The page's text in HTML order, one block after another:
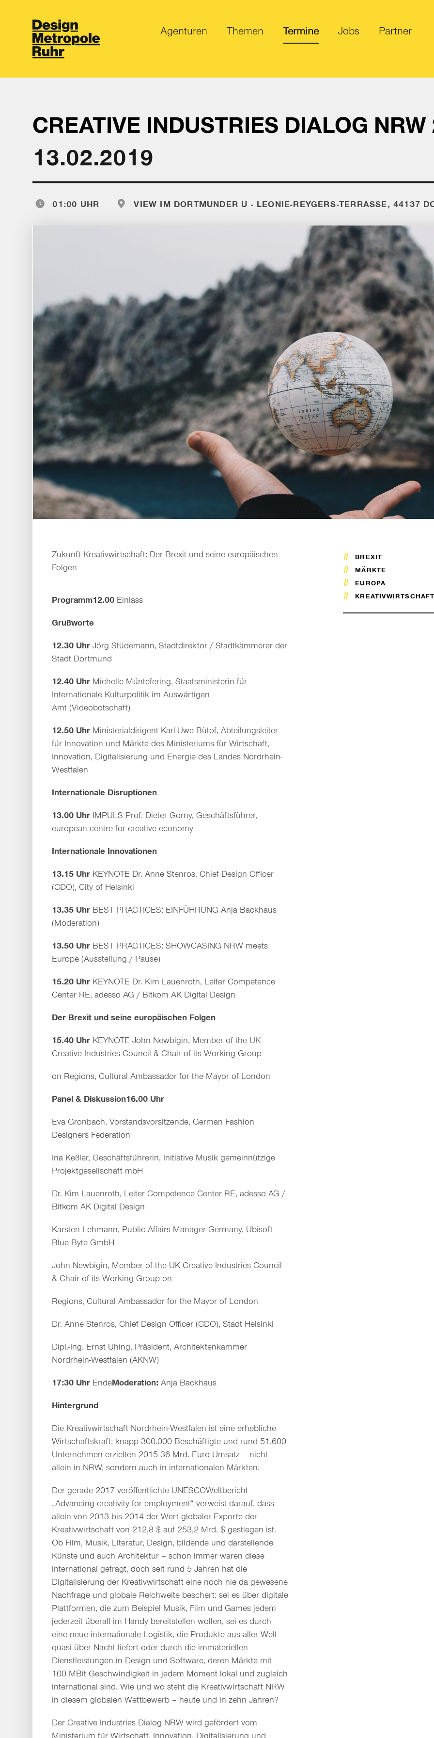
Agenturen Themen Termine Jobs Partner
CREATIVE INDUSTRIES DIALOG
13.02.2019
01:00 UHR VIEW IM DORTMUNDER U - LEONIE-REYGERS-TERRASSE, 44137
Zukunft Kreativwirtschaft: Der Brexit und seine europäischen
Folgen
Programm12.00 Einlass
Grußworte
12.30 Uhr Jörg Stüdemann, Stadtdirektor / Stadtkämmerer der
Stadt Dortmund
12.40 Uhr Michelle Müntefering, Staatsministerin für
Internationale Kulturpolitik im Auswärtigen
Amt (Videobotschaft)
12.50 Uhr Ministerialdirigent Karl-Uwe Bütof, Abteilungsleiter
für Innovation und Märkte des Ministeriums für Wirtschaft,
Innovation, Digitalisierung und Energie des Landes Nordrhein-
Westfalen
Internationale Disruptionen
13.00 Uhr IMPULS Prof. Dieter Gorny, Geschäftsführer,
european centre for creative economy
Internationale Innovationen
13.15 Uhr KEYNOTE Dr. Anne Stenros, Chief Design Officer
(CDO), City of Helsinki
13.35 Uhr BEST PRACTICES: EINFÜHRUNG Anja Backhaus
(Moderation)
13.50 Uhr BEST PRACTICES: SHOWCASING NRW meets
Europe (Ausstellung / Pause)
15.20 Uhr KEYNOTE Dr. Kim Lauenroth, Leiter Competence
Center RE, adesso AG / Bitkom AK Digital Design
Der Brexit und seine europäischen Folgen
15.40 Uhr KEYNOTE John Newbigin, Member of the UK
Creative Industries Council & Chair of its Working Group
on Regions, Cultural Ambassador for the Mayor of London
Panel & Diskussion16.00 Uhr
Eva Gronbach, Vorstandsvorsitzende, German Fashion
Designers Federation
Ina Keßler, Geschäftsführerin, Initiative Musik gemeinnützige
Projektgesellschaft mbH
Dr. Kim Lauenroth, Leiter Competence Center RE, adesso AG /
Bitkom AK Digital Design
Karsten Lehmann, Public Affairs Manager Germany, Ubisoft
Blue Byte GmbH
John Newbigin, Member of the UK Creative Industries Council
& Chair of its Working Group on
Regions, Cultural Ambassador for the Mayor of London
Dr. Anne Stenros, Chief Design Officer (CDO), Stadt Helsinki
Dipl.-Ing. Ernst Uhing, Präsident, Architektenkammer
Nordrhein-Westfalen (AKNW)
17:30 Uhr EndeModeration: Anja Backhaus
Hintergrund
Die Kreativwirtschaft Nordrhein-Westfalen ist eine erhebliche
Wirtschaftskraft: knapp 300.000 Beschäftigte und rund 51.600
Unternehmen erzielten 2015 36 Mrd. Euro Umsatz – nicht
allein in NRW, sondern auch in internationalen Märkten.
Der gerade 2017 veröffentlichte UNESCOWeltbericht
„Advancing creativity for employment“ verweist darauf, dass
allein von 2013 bis 2014 der Wert globaler Exporte der
Kreativwirtschaft von 212,8 $ auf 253,2 Mrd. $ gestiegen ist.
Ob Film, Musik, Literatur, Design, bildende und darstellende
Künste und auch Architektur – schon immer waren diese
international gefragt, doch seit rund 5 Jahren hat die
Digitalisierung der Kreativwirtschaft eine noch nie da gewesene
Nachfrage und globale Reichweite beschert: sei es über digitale
Plattformen, die zum Beispiel Musik, Film und Games jedem
jederzeit überall im Handy bereitstellen wollen, sei es durch
eine neue internationale Logistik, die Produkte aus aller Welt
quasi über Nacht liefert oder durch die immateriellen
Dienstleistungen in Design und Software, deren Märkte mit
100 MBit Geschwindigkeit in jedem Moment lokal und zugleich
international sind. Wie und wo steht die Kreativwirtschaft NRW
in diesem globalen Wettbewerb – heute und in zehn Jahren?
Der Creative Industries Dialog NRW wird gefördert vom
Ministerium für Wirtschaft, Innovation, Digitalisierung und
BREXIT
MÄRKTE
EUROPA